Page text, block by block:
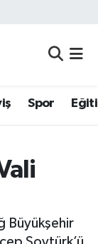
Spor
Büyükşehir